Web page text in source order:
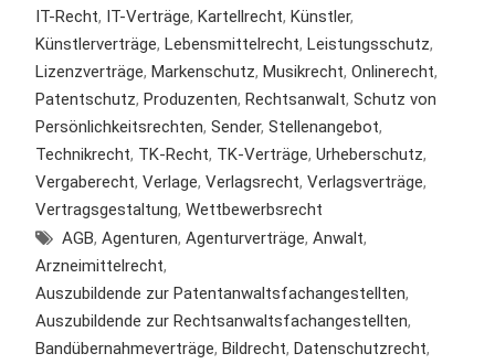
IT-Recht, IT-Verträge, Kartellrecht, Künstler,
Künstlerverträge, Lebensmittelrecht, Leistungsschutz,
Lizenzverträge, Markenschutz, Musikrecht, Onlinerecht,
Patentschutz, Produzenten, Rechtsanwalt, Schutz von
Persönlichkeitsrechten, Sender, Stellenangebot,
Technikrecht, TK-Recht, TK-Verträge, Urheberschutz,
Vergaberecht, Verlage, Verlagsrecht, Verlagsverträge,
Vertragsgestaltung, Wettbewerbsrecht
AGB, Agenturen, Agenturverträge, Anwalt,
Arzneimittelrecht,
Auszubildende zur Patentanwaltsfachangestellten,
Auszubildende zur Rechtsanwaltsfachangestellten,
Bandübernahmeverträge, Bildrecht, Datenschutzrecht,